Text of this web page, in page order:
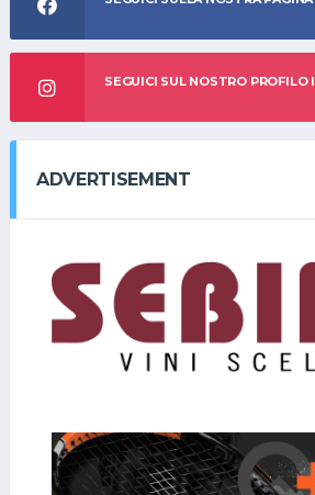
SEGUICI SUL NOSTRO PROFILO
ADVERTISEMENT